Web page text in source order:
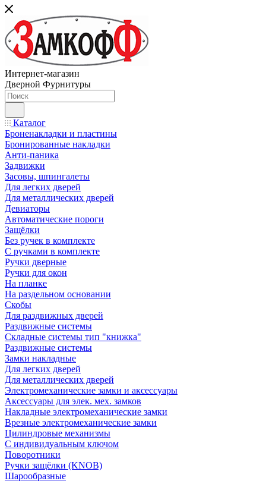
Интернет-магазин
Дверной Фурнитуры
Каталог
Броненакладки и пластины
Бронированные накладки
Анти-паника
Задвижки
Засовы, шпингалеты
Для легких дверей
Для металлических дверей
Девиаторы
Автоматические пороги
Защёлки
Без ручек в комплекте
С ручками в комплекте
Ручки дверные
Ручки для окон
На планке
На раздельном основании
Скобы
Для раздвижных дверей
Раздвижные системы
Складные системы тип "книжка"
Раздвижные системы
Замки накладные
Для легких дверей
Для металлических дверей
Электромеханические замки и аксессуары
Аксессуары для элек. мех. замков
Накладные электромеханические замки
Врезные электромеханические замки
Цилиндровые механизмы
С индивидуальным ключом
Поворотники
Ручки защёлки (KNOB)
Шарообразные